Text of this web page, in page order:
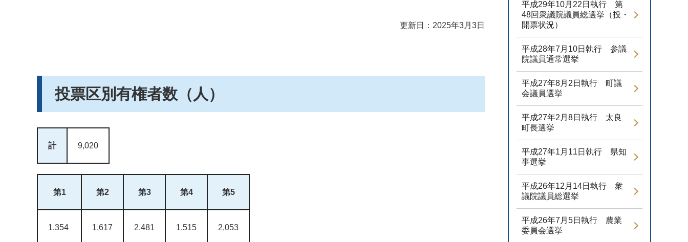
平成29年10月22日執行 第
48回衆議院議員総選挙（投・
開票状況）
平成28年7月10日執行 参議
院議員通常選挙
平成27年8月2日執行 町議
会議員選挙
平成27年2月8日執行 太良
町長選挙
平成27年1月11日執行 県知
事選挙
平成26年12月14日執行 衆
議院議員総選挙
平成26年7月5日執行 農業
委員会選挙
更新日：2025年3月3日
投票区別有権者数（人）
計 9,020
第1 第2 第3 第4 第5
1,354 1,617 2,481 1,515 2,053